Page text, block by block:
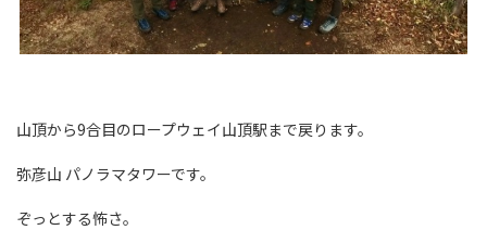
山頂から9合目のロープウェイ山頂駅まで戻ります。
弥彦山 パノラマタワーです。
ぞっとする怖さ。